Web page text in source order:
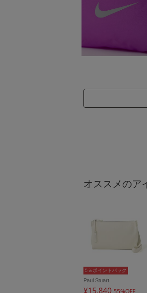
オススメのア
5％ポイントバック
Paul Stuart
¥15,840